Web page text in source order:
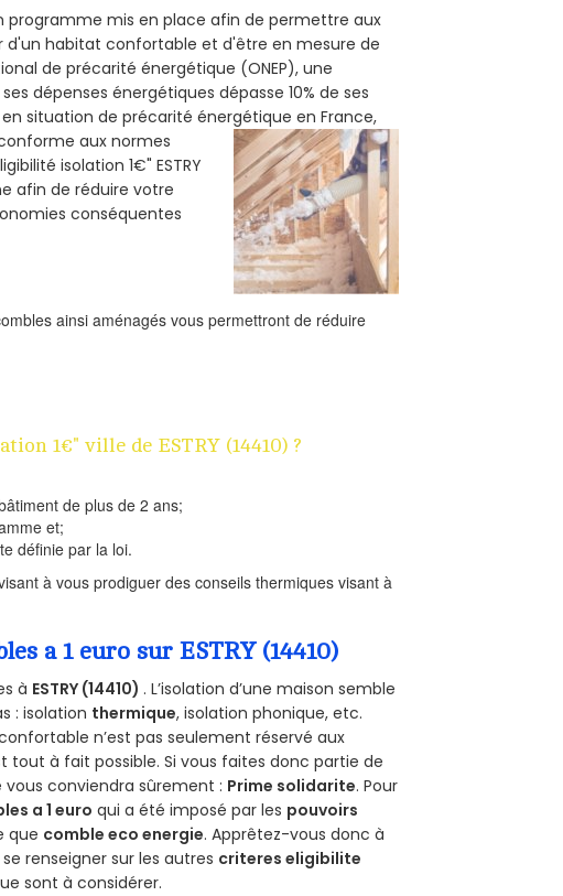
programme mis en place afin de permettre aux
d'un habitat confortable et d'être en mesure de
de précarité énergétique (ONEP), une
dépenses énergétiques dépasse 10% de ses
situation de précarité énergétique en France,
aux normes
isolation 1€" ESTRY
afin de réduire votre
conséquentes
ainsi aménagés vous permettront de réduire
1€" ville de ESTRY (14410) ?
de plus de 2 ans;
et;
définie par la loi.
à vous prodiguer des conseils thermiques visant à
a 1 euro sur ESTRY (14410)
à ESTRY (14410) . L’isolation d’une maison semble
: isolation thermique, isolation phonique, etc.
n’est pas seulement réservé aux
tout à fait possible. Si vous faites donc partie de
conviendra sûrement : Prime solidarite. Pour
a 1 euro qui a été imposé par les pouvoirs
que comble eco energie. Apprêtez-vous donc à
renseigner sur les autres criteres eligibilite
sont à considérer.